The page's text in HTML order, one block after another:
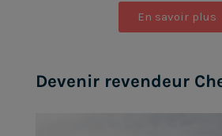
En savoir plus
Devenir revendeur